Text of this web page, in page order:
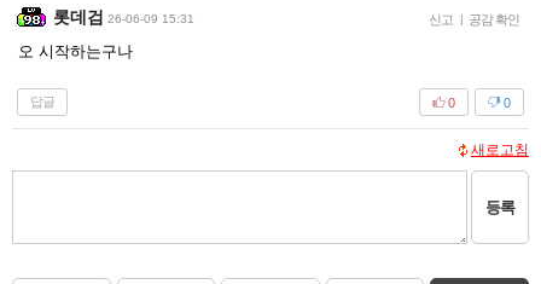
롯데검 26-06-09 15:31 신고 공감 확인
오 시작하는구나
답글 0
0
새로고침
등록